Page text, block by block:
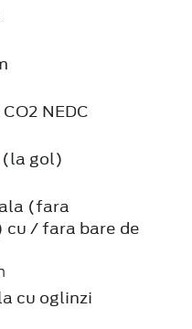
NEDC
(la gol)
(fara
/ fara bare de
cu oglinzi